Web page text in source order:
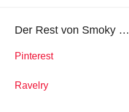
Der Rest von Smoky …
Pinterest
Ravelry